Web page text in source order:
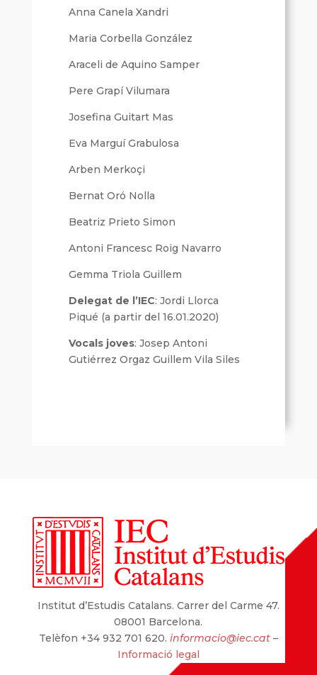
Anna Canela Xandri
Maria Corbella González
Araceli de Aquino Samper
Pere Grapí Vilumara
Josefina Guitart Mas
Eva Marguí Grabulosa
Arben Merkoçi
Bernat Oró Nolla
Beatriz Prieto Simon
Antoni Francesc Roig Navarro
Gemma Triola Guillem
Delegat de l’IEC: Jordi Llorca
Piqué (a partir del 16.01.2020)
Vocals joves: Josep Antoni
Gutiérrez Orgaz Guillem Vila Siles
Institut d’Estudis Catalans. Carrer del Carme 47.
08001 Barcelona.
Telèfon +34 932 701 620. informacio@iec.cat –
Informació legal